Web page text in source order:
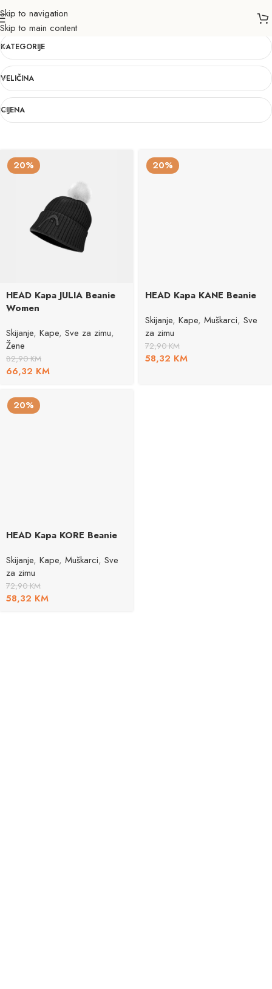
Skip to navigation
Skip to main content
BK
KATEGORIJE
VELIČINA
CIJENA
20%
HEAD Kapa JULIA Beanie
Women
Skijanje, Kape, Sve za zimu,
Žene
82,90KM
66,32 KM
20%
HEAD Kapa KANE Beanie
Skijanje, Kape, Muškarci, Sve
za zimu
72,90KM
58,32 KM
20%
HEAD Kapa KORE Beanie
Skijanje, Kape, Muškarci, Sve
za zimu
72,90KM
58,32 KM